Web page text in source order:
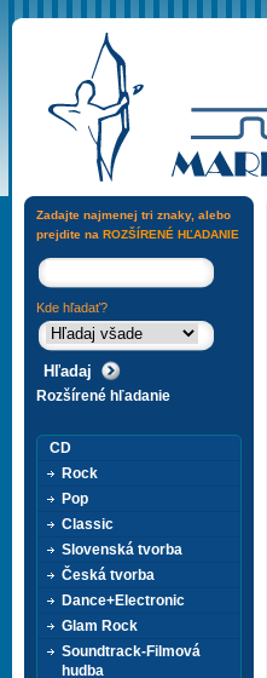
Zadajte najmenej tri znaky, alebo
prejdite na ROZŠÍRENÉ HĽADANIE
Kde hľadať?
Rozšírené hľadanie
CD
Rock
Pop
Classic
Slovenská tvorba
Česká tvorba
Dance+Electronic
Glam Rock
Soundtrack-Filmová
hudba